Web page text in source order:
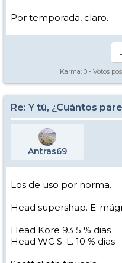
Por temporada, claro.
Karma: 0 - Votos
Re: Y tú, ¿Cuántos
Antras69
Los de uso por norma.
Head supershap. E-
Head Kore 93 5 % dias
Head WC S. L. 10 % dias